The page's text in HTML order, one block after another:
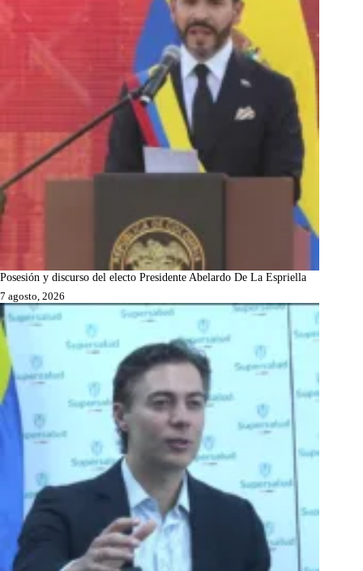
Posesión y discurso del electo Presidente Abelardo De La Espriella
7 agosto, 2026